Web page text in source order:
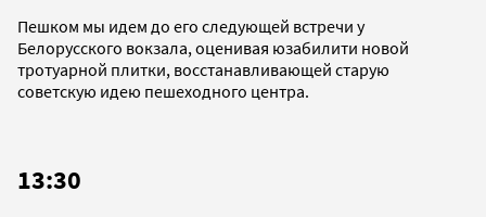
Пешком мы идем до его следующей встречи у
Белорусского вокзала, оценивая юзабилити новой
тротуарной плитки, восстанавливающей старую
советскую идею пешеходного центра.
13:30